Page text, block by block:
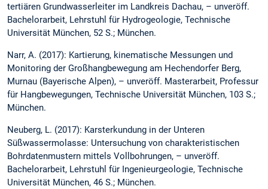
tertiären Grundwasserleiter im Landkreis Dachau, – unveröff.
Bachelorarbeit, Lehrstuhl für Hydrogeologie, Technische
Universität München, 52 S.; München.
Narr, A. (2017): Kartierung, kinematische Messungen und
Monitoring der Großhangbewegung am Hechendorfer Berg,
Murnau (Bayerische Alpen), – unveröff. Masterarbeit, Professur
für Hangbewegungen, Technische Universität München, 103 S.;
München.
Neuberg, L. (2017): Karsterkundung in der Unteren
Süßwassermolasse: Untersuchung von charakteristischen
Bohrdatenmustern mittels Vollbohrungen, – unveröff.
Bachelorarbeit, Lehrstuhl für Ingenieurgeologie, Technische
Universität München, 46 S.; München.